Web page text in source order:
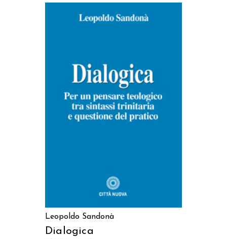
AGGIUNGI AL CARRELLO
Leopoldo Sandonà
Dialogica